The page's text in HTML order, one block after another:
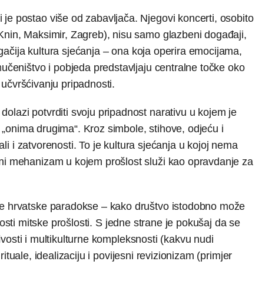
postao više od zabavljača. Njegovi koncerti, osobito
Maksimir, Zagreb), nisu samo glazbeni događaji,
kultura sjećanja – ona koja operira emocijama,
i pobjeda predstavljaju centralne točke oko
pripadnosti.
potvrditi svoju pripadnost narativu u kojem je
drugima“. Kroz simbole, stihove, odjeću i
i zatvorenosti. To je kultura sjećanja u kojoj nema
mehanizam u kojem prošlost služi kao opravdanje za
hrvatske paradokse – kako društvo istodobno može
mitske prošlosti. S jedne strane je pokušaj da se
i multikulturne kompleksnosti (kakvu nudi
idealizaciju i povijesni revizionizam (primjer